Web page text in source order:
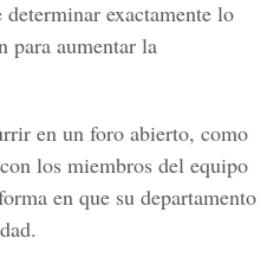
determinar exactamente lo
para aumentar la
en un foro abierto, como
los miembros del equipo
en que su departamento